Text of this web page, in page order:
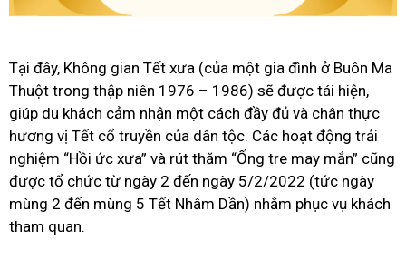
Tại đây, Không gian Tết xưa (của một gia đình ở Buôn Ma
Thuột trong thập niên 1976 – 1986) sẽ được tái hiện,
giúp du khách cảm nhận một cách đầy đủ và chân thực
hương vị Tết cổ truyền của dân tộc. Các hoạt động trải
nghiệm “Hồi ức xưa” và rút thăm “Ống tre may mắn” cũng
được tổ chức từ ngày 2 đến ngày 5/2/2022 (tức ngày
mùng 2 đến mùng 5 Tết Nhâm Dần) nhằm phục vụ khách
tham quan.